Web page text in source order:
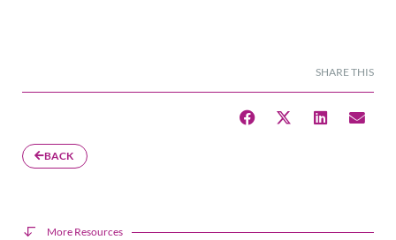
SHARE THIS
BACK
More Resources